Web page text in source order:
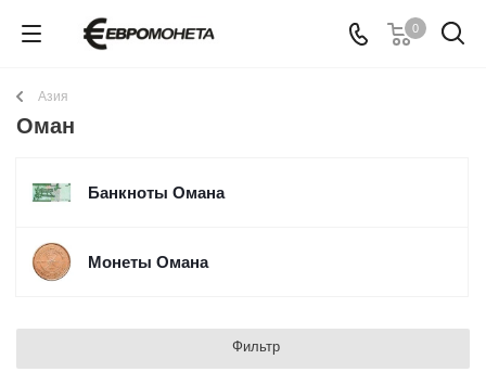
0
Азия
Оман
Банкноты Омана
Монеты Омана
Фильтр